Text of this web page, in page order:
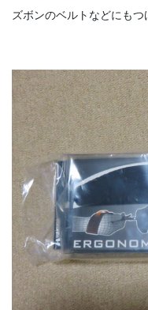
ズボンのベルトなどにもつ